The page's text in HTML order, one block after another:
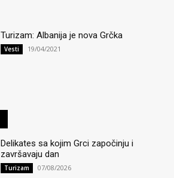
Turizam: Albanija je nova Grčka
Vesti 19/04/2021
Delikates sa kojim Grci započinju i
završavaju dan
Turizam 07/08/2026